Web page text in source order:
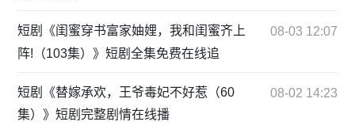
短剧《闺蜜穿书富家妯娌，我和闺蜜齐上
阵!（103集）》短剧全集免费在线追
08-03 12:07
短剧《替嫁承欢，王爷毒妃不好惹（60
集）》短剧完整剧情在线播
08-02 14:23